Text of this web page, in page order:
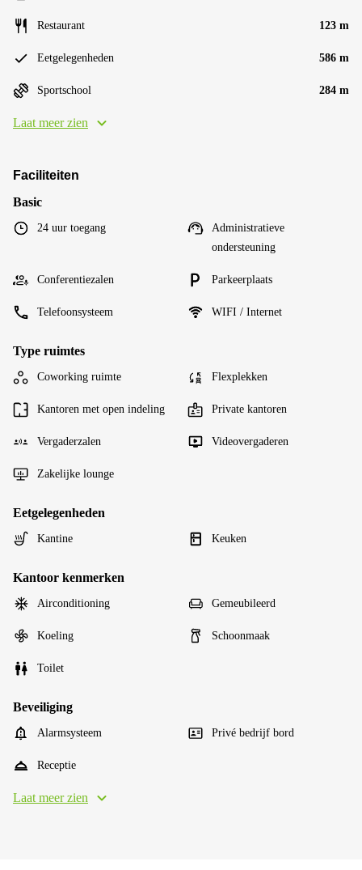
Restaurant 123 m
Eetgelegenheden 586 m
Sportschool 284 m
Laat meer zien
Faciliteiten
Basic
24 uur toegang
Administratieve
ondersteuning
Conferentiezalen Parkeerplaats
Telefoonsysteem WIFI / Internet
Type ruimtes
Coworking ruimte Flexplekken
Kantoren met open indeling Private kantoren
Vergaderzalen Videovergaderen
Zakelijke lounge
Eetgelegenheden
Kantine Keuken
Kantoor kenmerken
Airconditioning Gemeubileerd
Koeling Schoonmaak
Toilet
Beveiliging
Alarmsysteem Privé bedrijf bord
Receptie
Laat meer zien